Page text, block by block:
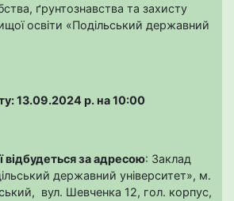
ґрунтознавства та захисту
освіти «Подільський державний
13.09.2024 р. на 10:00
відбудеться за адресою: Заклад
державний університет», м.
вул. Шевченка 12, гол. корпус,